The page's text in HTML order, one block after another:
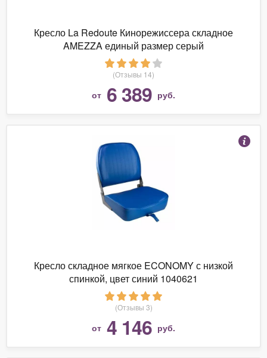
Кресло La Redoute Кинорежиссера складное
AMEZZA единый размер серый
(Отзывы 14)
от 6 389 руб.
Кресло складное мягкое ECONOMY с низкой
спинкой, цвет синий 1040621
(Отзывы 3)
от 4 146 руб.